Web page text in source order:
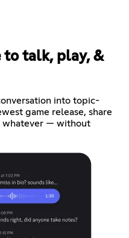
to talk, play, &
into topic-
game release, share
whatever — without